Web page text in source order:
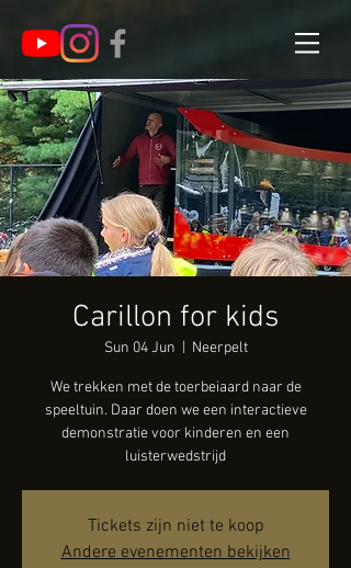
Carillon for kids
Sun 04 Jun Neerpelt
We trekken met de toerbeiaard naar de
speeltuin. Daar doen we een interactieve
demonstratie voor kinderen en een
luisterwedstrijd
Tickets zijn niet te koop
Andere evenementen bekijken